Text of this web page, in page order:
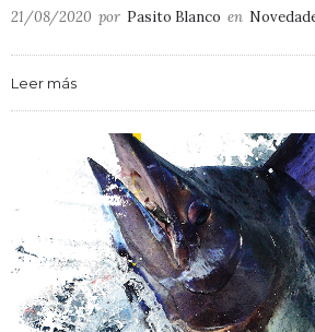
21/08/2020 por Pasito Blanco en
Leer más